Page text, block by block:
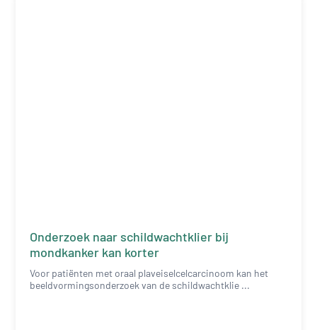
Onderzoek naar schildwachtklier bij
mondkanker kan korter
Voor patiënten met oraal plaveiselcelcarcinoom kan het
beeldvormingsonderzoek van de schildwachtklie ...